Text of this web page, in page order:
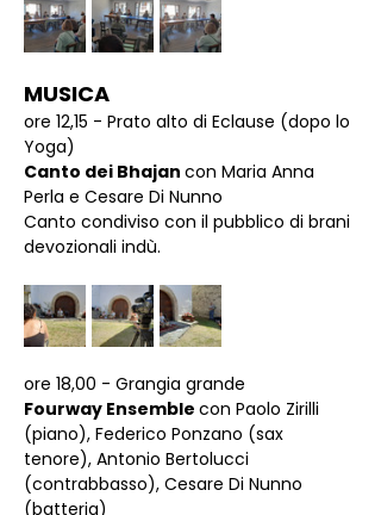
MUSICA
ore 12,15 - Prato alto di Eclause (dopo lo
Yoga)
Canto dei Bhajan con Maria Anna
Perla e Cesare Di Nunno
Canto condiviso con il pubblico di brani
devozionali indù.
ore 18,00 - Grangia grande
Fourway Ensemble con Paolo Zirilli
(piano), Federico Ponzano (sax
tenore), Antonio Bertolucci
(contrabbasso), Cesare Di Nunno
(batteria)